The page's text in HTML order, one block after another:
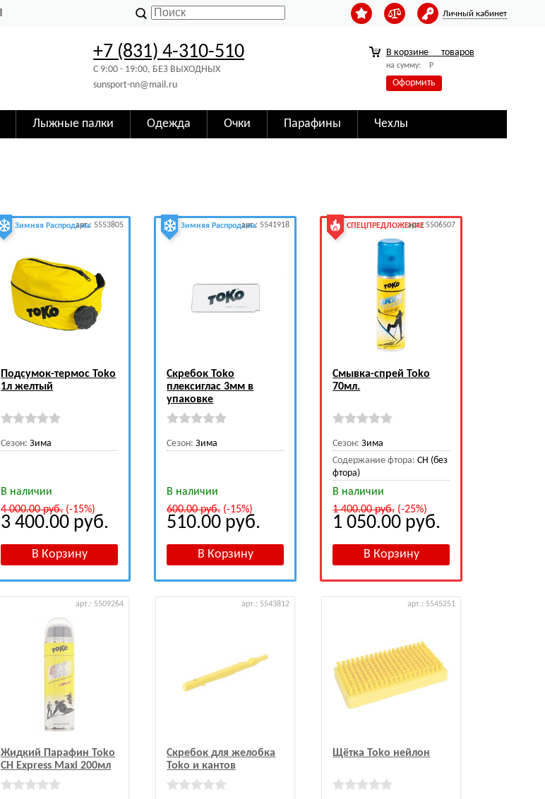
Личный кабинет
+7 (831) 4-310-510
C 9:00 - 19:00, БЕЗ ВЫХОДНЫХ
sunsport-nn@mail.ru
В корзине товаров
на сумму: Р
Оформить
Лыжные палки Одежда Очки Парафины Чехлы
Зимняя Распродажаарт.: 5553805
Подсумок-термос Toko
1л желтый
Сезон: Зима
В наличии
4 000.00руб.(-15%)
3 400.00 руб.
Зимняя Распродажаарт.: 5541918
Скребок Toko
плексиглас 3мм в
упаковке
Сезон: Зима
В наличии
600.00руб.(-15%)
510.00 руб.
СПЕЦПРЕДЛОЖЕНИЕарт.: 5506507
Смывка-спрей Toko
70мл.
Сезон: Зима
Содержание фтора: CH (без
фтора)
В наличии
1 400.00руб.(-25%)
1 050.00 руб.
арт.: 5509264
Жидкий Парафин Toko
CH Express Maxi 200мл
арт.: 5543812
Скребок для желобка
Toko и кантов
арт.: 5545251
Щётка Toko нейлон